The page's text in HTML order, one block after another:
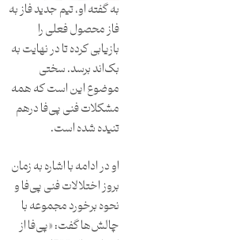
به گفته او، تیم جدید فاز به
فاز محصول فعلی را
بازیابی کرده تا در نهایت به
بک‌اند برسد. سختی
موضوع این است که همه
مشکلات فنی پی‌فا درهم‌
تنیده شده است.
او در ادامه با اشاره به زمان
بروز اختلالات فنی پی‌فا و
نحوه برخورد مجموعه با
چالش‌ها گفت: «پی‌فا از